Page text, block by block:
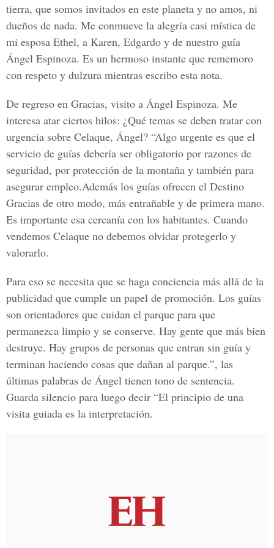
tierra, que somos invitados en este planeta y no amos, ni
dueños de nada. Me conmueve la alegría casi mística de
mi esposa Ethel, a Karen, Edgardo y de nuestro guía
Ángel Espinoza. Es un hermoso instante que rememoro
con respeto y dulzura mientras escribo esta nota.
De regreso en Gracias, visito a Ángel Espinoza. Me
interesa atar ciertos hilos: ¿Qué temas se deben tratar con
urgencia sobre Celaque, Ángel? “Algo urgente es que el
servicio de guías debería ser obligatorio por razones de
seguridad, por protección de la montaña y también para
asegurar empleo.Además los guías ofrecen el Destino
Gracias de otro modo, más entrañable y de primera mano.
Es importante esa cercanía con los habitantes. Cuando
vendemos Celaque no debemos olvidar protegerlo y
valorarlo.
Para eso se necesita que se haga conciencia más allá de la
publicidad que cumple un papel de promoción. Los guías
son orientadores que cuidan el parque para que
permanezca limpio y se conserve. Hay gente que más bien
destruye. Hay grupos de personas que entran sin guía y
terminan haciendo cosas que dañan al parque.”, las
últimas palabras de Ángel tienen tono de sentencia.
Guarda silencio para luego decir “El principio de una
visita guiada es la interpretación.